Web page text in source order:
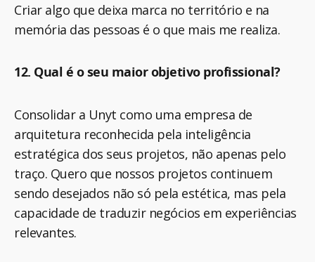
Criar algo que deixa marca no território e na
memória das pessoas é o que mais me realiza.
12. Qual é o seu maior objetivo profissional?
Consolidar a Unyt como uma empresa de
arquitetura reconhecida pela inteligência
estratégica dos seus projetos, não apenas pelo
traço. Quero que nossos projetos continuem
sendo desejados não só pela estética, mas pela
capacidade de traduzir negócios em experiências
relevantes.